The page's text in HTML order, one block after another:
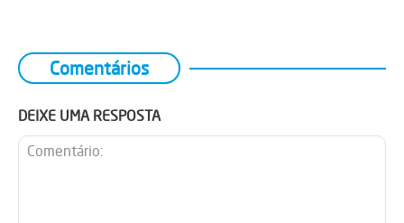
Comentários
DEIXE UMA RESPOSTA